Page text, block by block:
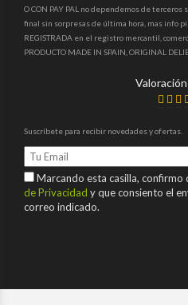
O CON PAY PAL no dependemos de
final sin sorpresas de última hora, mas info
REGISTRADA en el registro mercantil,
PRODUCTO MADE IN SPAIN, ORIGINAL
Suscríbete para recibir novedades y ofertas.
Marcando esta casilla, confirmo
de Privacidad y que consiento el
correo indicado.